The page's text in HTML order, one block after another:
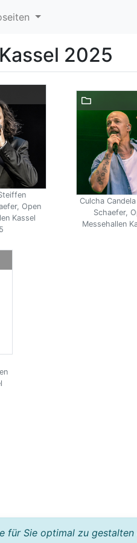
2025
Open
Kassel
Culcha
Schaefer,
Messehallen
für Sie optimal zu